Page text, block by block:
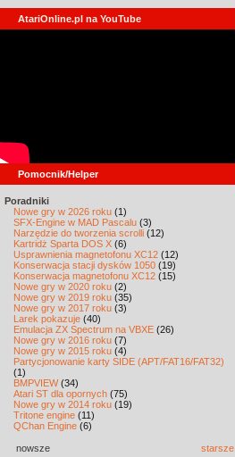
AtariOnline.pl na YouTube
Pomocnik/Helper
Poradniki
Nowe gry w 2026 roku (1)
SFX-Engine w MAD Pascalu (3)
Narzędzie do tworzenia scrolli (12)
Kartridż Sparta DOS X (6)
Usprawnienia magnetofonu XC12 (12)
Konserwacja stacji dysków 1050 (19)
Konserwacja magnetofonu XC12 (15)
Nowe gry w 2020 roku (2)
Nowe gry w 2019 roku (35)
Nowe gry w 2017 roku (3)
Larek pokazuje (40)
Emulacja ZX Spectrum na VBXE (26)
Nowe gry w 2016 roku (7)
Nowe gry w 2015 roku (4)
Partycjonowanie karty SIDE (APT/FAT16/FAT32)
(1)
BMPVIEW(34)
Atari ST dla opornych (75)
Nowe gry w 2014 roku (19)
Tritone engine (11)
QChan Engine (6)
nowsze starsze